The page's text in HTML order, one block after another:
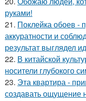
руками!
21. Поклейка обоев -
аккуратности и
результат выглядел
22. В китайской
носители глубокого
23. Эта квартира -
создавать ощущение